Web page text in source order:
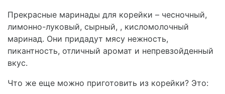
Прекрасные маринады для корейки – чесночный,
лимонно-луковый, сырный, , кисломолочный
маринад. Они придадут мясу нежность,
пикантность, отличный аромат и непревзойденный
вкус.
Что же еще можно приготовить из корейки? Это: